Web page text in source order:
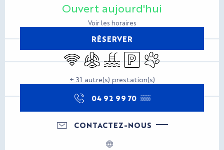
Ouvert aujourd'hui
Voir les horaires
RÉSERVER
WiFi Air conditionné
PiscineParkingAnimaux acceptés
+ 31 autre(s) prestation(s)
04 92 99 70 ▒▒
CONTACTEZ-NOUS